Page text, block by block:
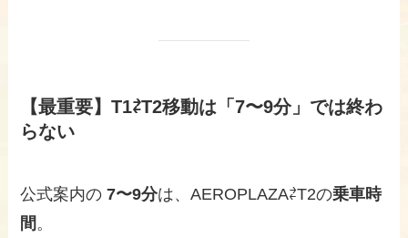
【最重要】T1⇄T2移動は「7〜9分」では終わ
らない
公式案内の7〜9分は、AEROPLAZA⇄T2の乗車時
間。